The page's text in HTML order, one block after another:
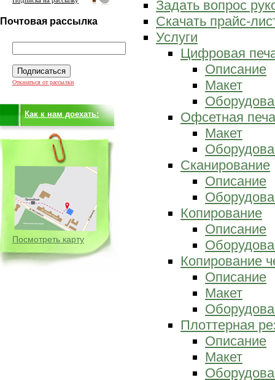
Почтовая рассылка
Отказаться от рассылки
Как к нам доехать:
Посмотреть карту
Задать вопрос
Скачать прайс-
Услуги
Цифровая
Описание
Макет
Офсетная
Макет
Сканирование
Описание
Копирование
Описание
Копирование
Описание
Макет
Плоттерная
Описание
Макет